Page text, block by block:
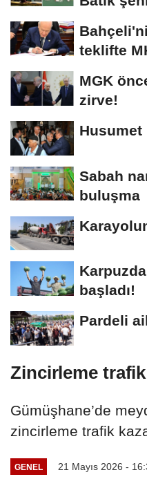
teklifte
MGK
zirve!
Husumet
Sabah
buluşma
başladı!
Pardeli
Zincirleme trafik
Gümüşhane’de
zincirleme trafik
GENEL 21 Mayıs 2026 -